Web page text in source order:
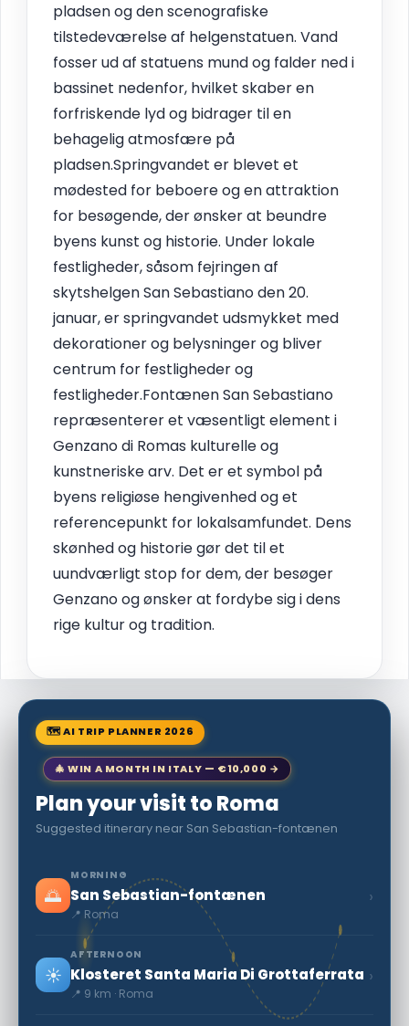
pladsen og den scenografiske
tilstedeværelse af helgenstatuen. Vand
fosser ud af statuens mund og falder ned i
bassinet nedenfor, hvilket skaber en
forfriskende lyd og bidrager til en
behagelig atmosfære på
pladsen.Springvandet er blevet et
mødested for beboere og en attraktion
for besøgende, der ønsker at beundre
byens kunst og historie. Under lokale
festligheder, såsom fejringen af
skytshelgen San Sebastiano den 20.
januar, er springvandet udsmykket med
dekorationer og belysninger og bliver
centrum for festligheder og
festligheder.Fontænen San Sebastiano
repræsenterer et væsentligt element i
Genzano di Romas kulturelle og
kunstneriske arv. Det er et symbol på
byens religiøse hengivenhed og et
referencepunkt for lokalsamfundet. Dens
skønhed og historie gør det til et
uundværligt stop for dem, der besøger
Genzano og ønsker at fordybe sig i dens
rige kultur og tradition.
🗺 AI TRIP PLANNER 2026
🎄 WIN A MONTH IN ITALY — €10,000 →
Plan your visit to Roma
Suggested itinerary near San Sebastian-fontænen
🌅
MORNING
San Sebastian-fontænen
📍 Roma
›
☀️
AFTERNOON
Klosteret Santa Maria Di Grottaferrata
📍 9 km · Roma
›